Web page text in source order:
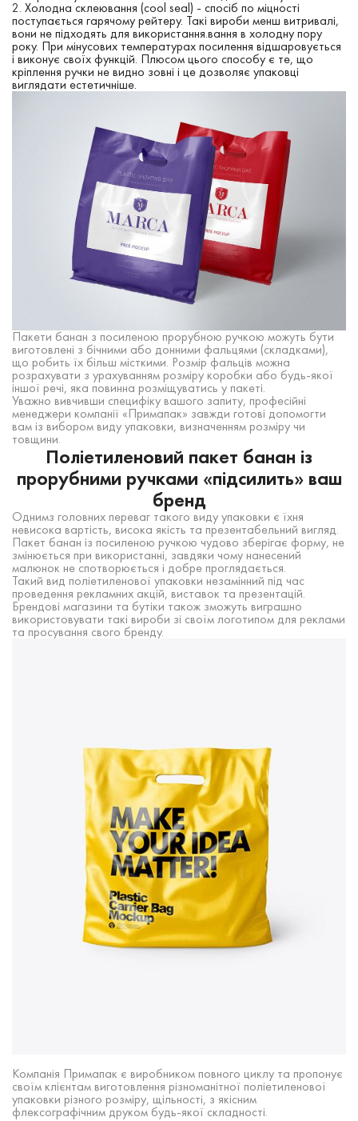
Холодна склеювання (cool seal) - спосіб по міцності
поступається гарячому рейтеру. Такі вироби менш витривалі,
вони не підходять для використання.вання в холодну пору
року. При мінусових температурах посилення відшаровується
і виконує своїх функцій. Плюсом цього способу є те, що
кріплення ручки не видно зовні і це дозволяє упаковці
виглядати естетичніше.
Пакети банан з посиленою прорубною ручкою можуть бути
виготовлені з бічними або донними фальцями (складками),
що робить їх більш місткими. Розмір фальців можна
розрахувати з урахуванням розміру коробки або будь-якої
іншої речі, яка повинна розміщуватись у пакеті.
Уважно вивчивши специфіку вашого запиту, професійні
менеджери компанії «Примапак» завжди готові допомогти
вам із вибором виду упаковки, визначенням розміру чи
товщини.
Поліетиленовий пакет банан із
прорубними ручками «підсилить» ваш
бренд
Однимз головних переваг такого виду упаковки є їхня
невисока вартість, висока якість та презентабельний вигляд.
Пакет банан із посиленою ручкою чудово зберігає форму, не
змінюється при використанні, завдяки чому нанесений
малюнок не спотворюється і добре проглядається.
Такий вид поліетиленової упаковки незамінний під час
проведення рекламних акцій, виставок та презентацій.
Брендові магазини та бутіки також зможуть виграшно
використовувати такі вироби зі своїм логотипом для реклами
та просування свого бренду.
Компанія Примапак є виробником повного циклу та пропонує
своїм клієнтам виготовлення різноманітної поліетиленової
упаковки різного розміру, щільності, з якісним
флексографічним друком будь-якої складності.